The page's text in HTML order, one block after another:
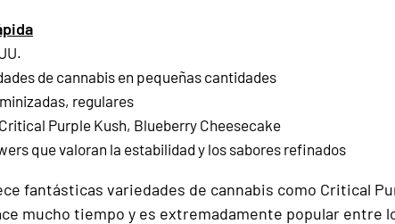
de cannabis en pequeñas cantidades
regulares
Critical Purple Kush, Blueberry Cheesecake
que valoran la estabilidad y los sabores refinados
fantásticas variedades de cannabis como Critical
mucho tiempo y es extremadamente popular